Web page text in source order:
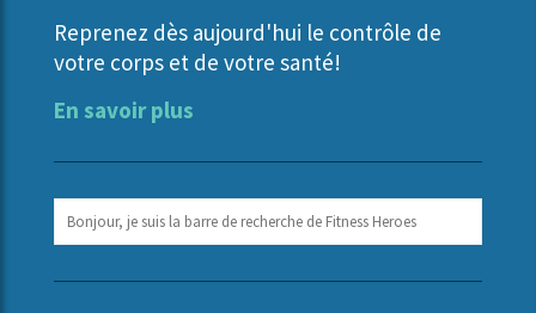
Reprenez dès aujourd'hui le contrôle de
votre corps et de votre santé!
En savoir plus